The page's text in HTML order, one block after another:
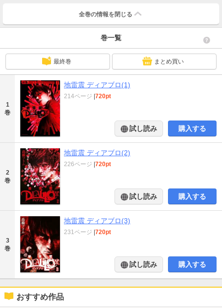
全巻の情報を 閉じる
巻一覧
最終巻 まとめ買い
1
巻
地雷震 ディアブロ(1)
214ページ |720pt
試し読み 購入する
2
巻
地雷震 ディアブロ(2)
226ページ |720pt
試し読み 購入する
3
巻
地雷震 ディアブロ(3)
231ページ |720pt
試し読み 購入する
おすすめ作品